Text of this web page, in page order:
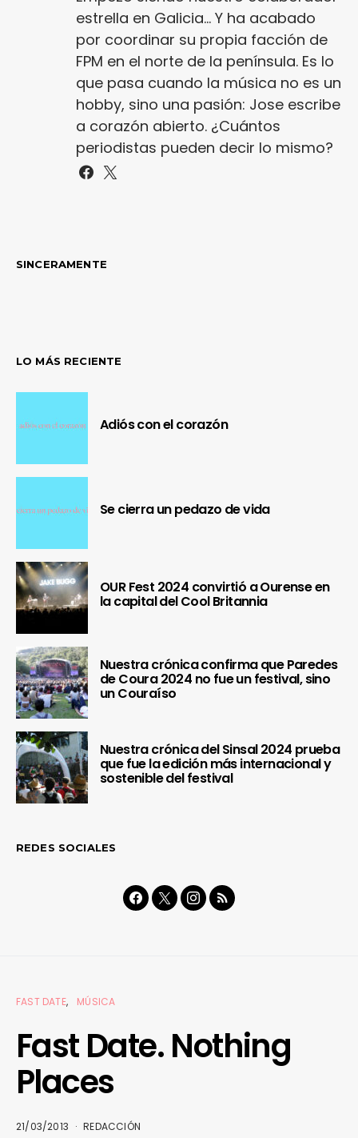
estrella en Galicia... Y ha acabado
por coordinar su propia facción de
FPM en el norte de la península. Es lo
que pasa cuando la música no es un
hobby, sino una pasión: Jose escribe
a corazón abierto. ¿Cuántos
periodistas pueden decir lo mismo?
SINCERAMENTE
LO MÁS RECIENTE
Adiós con el corazón
Se cierra un pedazo de vida
OUR Fest 2024 convirtió a Ourense en
la capital del Cool Britannia
Nuestra crónica confirma que Paredes
de Coura 2024 no fue un festival, sino
un Couraíso
Nuestra crónica del Sinsal 2024 prueba
que fue la edición más internacional y
sostenible del festival
REDES SOCIALES
FAST DATE MÚSICA
Fast Date. Nothing
Places
21/03/2013 REDACCIÓN